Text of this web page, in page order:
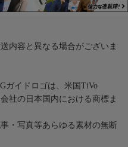
内容と異なる場合がございま
ガイドロゴは、米国TiVo
社の日本国内における商標ま
・写真等あらゆる素材の無断